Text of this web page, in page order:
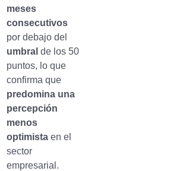
meses
consecutivos
por debajo del
umbral de los 50
puntos, lo que
confirma que
predomina una
percepción
menos
optimistaen el
sector
empresarial.